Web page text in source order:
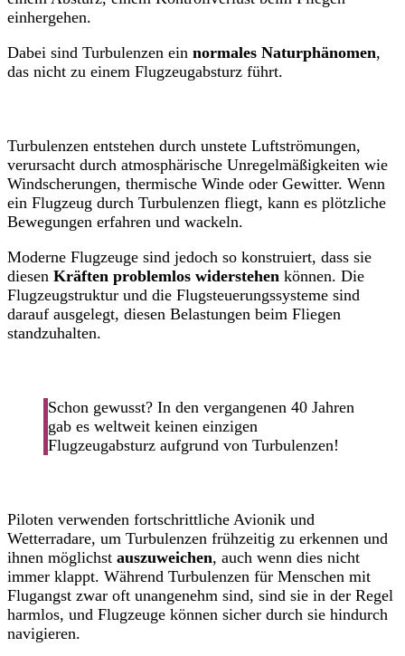
einhergehen.
Dabei sind Turbulenzen ein normales Naturphänomen,
das nicht zu einem Flugzeugabsturz führt.
Turbulenzen entstehen durch unstete Luftströmungen,
verursacht durch atmosphärische Unregelmäßigkeiten wie
Windscherungen, thermische Winde oder Gewitter. Wenn
ein Flugzeug durch Turbulenzen fliegt, kann es plötzliche
Bewegungen erfahren und wackeln.
Moderne Flugzeuge sind jedoch so konstruiert, dass sie
diesen Kräften problemlos widerstehen können. Die
Flugzeugstruktur und die Flugsteuerungssysteme sind
darauf ausgelegt, diesen Belastungen beim Fliegen
standzuhalten.
Schon gewusst? In den vergangenen 40 Jahren
gab es weltweit keinen einzigen
Flugzeugabsturz aufgrund von Turbulenzen!
Piloten verwenden fortschrittliche Avionik und
Wetterradare, um Turbulenzen frühzeitig zu erkennen und
ihnen möglichst auszuweichen, auch wenn dies nicht
immer klappt. Während Turbulenzen für Menschen mit
Flugangst zwar oft unangenehm sind, sind sie in der Regel
harmlos, und Flugzeuge können sicher durch sie hindurch
navigieren.